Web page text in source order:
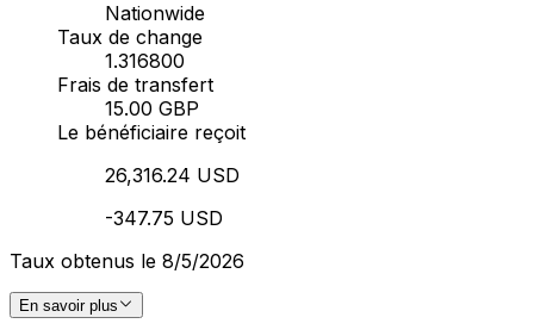
Nationwide
Taux de change
1.316800
Frais de transfert
15.00 GBP
Le bénéficiaire reçoit
26,316.24 USD
-347.75 USD
Taux obtenus le 8/5/2026
En savoir plus